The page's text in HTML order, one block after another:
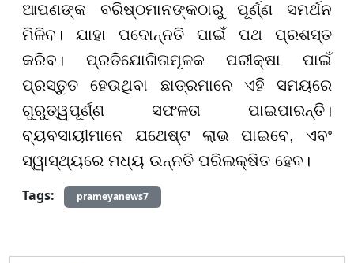
ଆପଣଙ୍କ ବରିଷ୍ଠମାନଙ୍କଠାରୁ ପୂର୍ଣ୍ଣ ସମର୍ଥନ
ମିଳିବ। ଯାହା ପଦୋନ୍ନତି ପାଇଁ ପଥ ପ୍ରଶସ୍ତ
କରିବ। ପ୍ରତିଯୋଗିତାମୂଳକ ପରୀକ୍ଷା ପାଇଁ
ପ୍ରସ୍ତୁତ ହେଉଥିବା ଛାତ୍ରମାନେ ଏହି ସମୟରେ
ଗୁରୁତ୍ୱପୂର୍ଣ୍ଣ ସଫଳତା ପାଇପାରନ୍ତି।
ବ୍ୟବସାୟୀମାନେ ଯଥେଷ୍ଟ ଲାଭ ପାଇବେ, ଏବଂ
ସ୍ୱାସ୍ଥ୍ୟରେ ମଧ୍ୟ ଉନ୍ନତି ପରିଲକ୍ଷିତ ହେବ।
Tags:
prameyanews7